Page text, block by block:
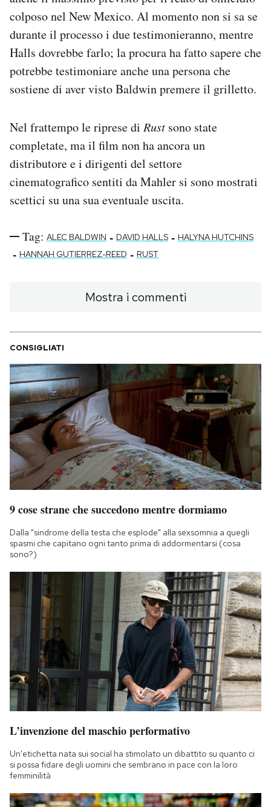
colposo nel New Mexico. Al momento non si sa se
durante il processo i due testimonieranno, mentre
Halls dovrebbe farlo; la procura ha fatto sapere che
potrebbe testimoniare anche una persona che
sostiene di aver visto Baldwin premere il grilletto.
Nel frattempo le riprese di Rust sono state
completate, ma il film non ha ancora un
distributore e i dirigenti del settore
cinematografico sentiti da Mahler si sono mostrati
scettici su una sua eventuale uscita.
Tag: ALEC BALDWIN - DAVID HALLS - HALYNA HUTCHINS
- HANNAH GUTIERREZ-REED - RUST
Mostra i commenti
CONSIGLIATI
9 cose strane che succedono mentre dormiamo
Dalla "sindrome della testa che esplode" alla sexsomnia a quegli
spasmi che capitano ogni tanto prima di addormentarsi (cosa
sono?)
L’invenzione del maschio performativo
Un'etichetta nata sui social ha stimolato un dibattito su quanto ci
si possa fidare degli uomini che sembrano in pace con la loro
femminilità